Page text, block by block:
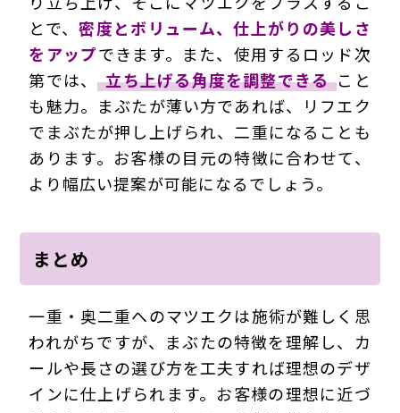
とで、密度とボリューム、仕上がりの美しさ
をアップできます。また、使用するロッド次
第では、 立ち上げる角度を調整できる こと
も魅力。まぶたが薄い方であれば、リフエク
でまぶたが押し上げられ、二重になることも
あります。お客様の目元の特徴に合わせて、
より幅広い提案が可能になるでしょう。
まとめ
一重・奥二重へのマツエクは施術が難しく思
われがちですが、まぶたの特徴を理解し、カ
ールや長さの選び方を工夫すれば理想のデザ
インに仕上げられます。お客様の理想に近づ